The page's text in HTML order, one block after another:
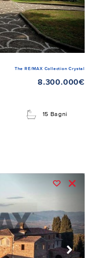
The RE/MAX Collection Crystal
8.300.000€
15 Bagni